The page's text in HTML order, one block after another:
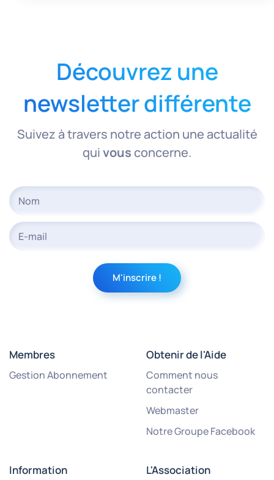
Découvrez une
newsletter différente
Suivez à travers notre action une actualité
quivousconcerne.
Membres
Gestion Abonnement
Obtenir de l'Aide
Comment nous
contacter
Webmaster
Notre Groupe Facebook
Information L'Association